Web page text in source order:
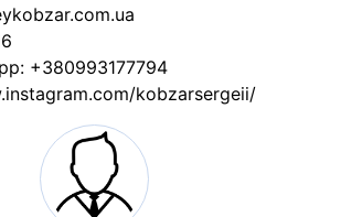
+380993177794
kobzarsergeii/